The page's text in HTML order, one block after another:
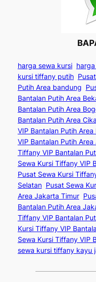
harga sewa kursi
kursi tiffany putih
Putih Area bandung
Bantalan Putih Area
Bantalan Putih Area
Bantalan Putih Area
VIP Bantalan Putih Area
VIP Bantalan Putih
Tiffany VIP Bantalan
Sewa Kursi Tiffany VIP
Pusat Sewa Kursi
Selatan Pusat Sewa
Area Jakarta Timur
Bantalan Putih Area
Tiffany VIP Bantalan
Kursi Tiffany VIP
Sewa Kursi Tiffany VIP
sewa kursi tiffany kayu